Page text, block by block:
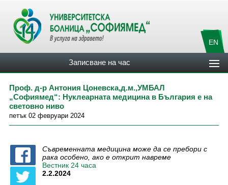
EN
Записване на час
Проф. д-р Антония Цоневска,д.м.,УМБАЛ
„Софиямед“: Нуклеарната медицина в България е на
световно ниво
петък 02 февруари 2024
Съвременната медицина може да се пребори с
рака особено, ако е открит навреме
Вестник 24 часа
2.2.2024